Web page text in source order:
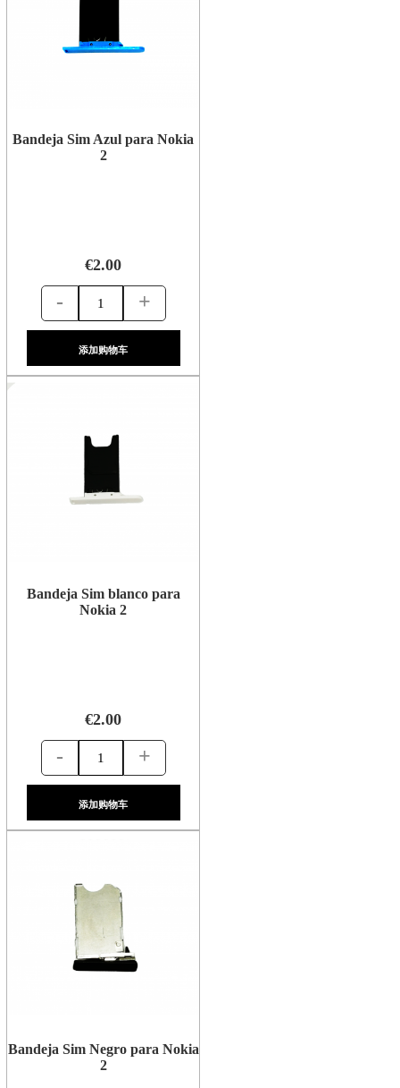
Bandeja Sim Azul para Nokia
2
€2.00
- +
添加购物车
Bandeja Sim blanco para
Nokia 2
€2.00
- +
添加购物车
Bandeja Sim Negro para Nokia
2